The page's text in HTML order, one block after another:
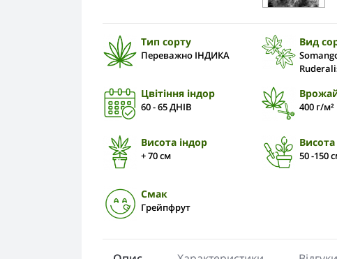
Тип сорту
Переважно ІНДИКА
Вид
Цвітіння індор
60 - 65 ДНІВ 400 г/м²
Висота індор
+ 70 см 50 -150
Смак
Грейпфрут